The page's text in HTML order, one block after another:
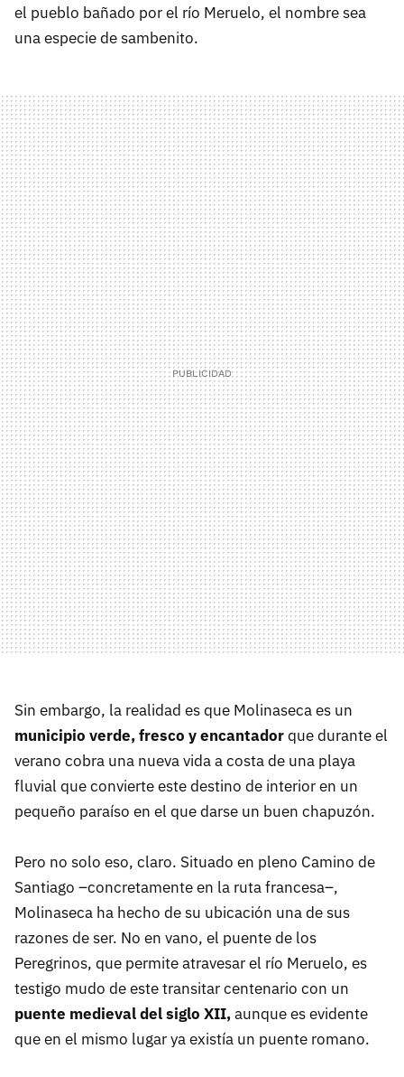
el pueblo bañado por el río Meruelo, el nombre sea
una especie de sambenito.
Sin embargo, la realidad es que Molinaseca es un
municipio verde, fresco y encantadorque durante el
verano cobra una nueva vida a costa de una playa
fluvial que convierte este destino de interior en un
pequeño paraíso en el que darse un buen chapuzón.
Pero no solo eso, claro. Situado en pleno Camino de
Santiago –concretamente en la ruta francesa–,
Molinaseca ha hecho de su ubicación una de sus
razones de ser. No en vano, el puente de los
Peregrinos, que permite atravesar el río Meruelo, es
testigo mudo de este transitar centenario con un
puente medieval del siglo XII,aunque es evidente
que en el mismo lugar ya existía un puente romano.